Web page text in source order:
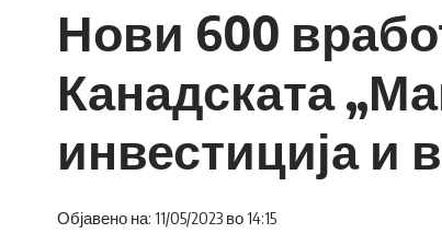
Нови 600
Канадската
инвестиција и
Објавено на: 11/05/2023 во 14:15